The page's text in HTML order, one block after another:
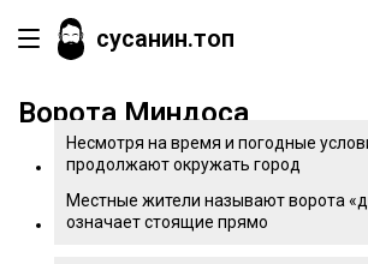
сусанин.топ
Ворота Миндоса
Несмотря на время и погодные
продолжают окружать город
Местные жители называют ворота
означает стоящие прямо